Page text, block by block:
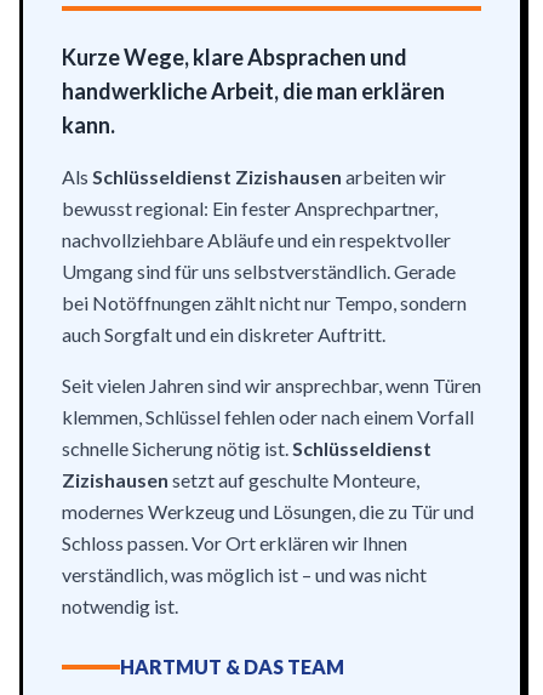
Kurze Wege, klare Absprachen und
handwerkliche Arbeit, die man erklären
kann.
Als Schlüsseldienst Zizishausen arbeiten wir
bewusst regional: Ein fester Ansprechpartner,
nachvollziehbare Abläufe und ein respektvoller
Umgang sind für uns selbstverständlich. Gerade
bei Notöffnungen zählt nicht nur Tempo, sondern
auch Sorgfalt und ein diskreter Auftritt.
Seit vielen Jahren sind wir ansprechbar, wenn Türen
klemmen, Schlüssel fehlen oder nach einem Vorfall
schnelle Sicherung nötig ist.Schlüsseldienst
Zizishausen setzt auf geschulte Monteure,
modernes Werkzeug und Lösungen, die zu Tür und
Schloss passen. Vor Ort erklären wir Ihnen
verständlich, was möglich ist – und was nicht
notwendig ist.
HARTMUT & DAS TEAM